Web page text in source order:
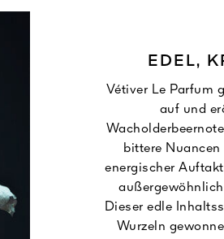
EDEL,
Vétiver Le Parfum
auf und
bittere
energischer
Dieser edle
Wurzeln